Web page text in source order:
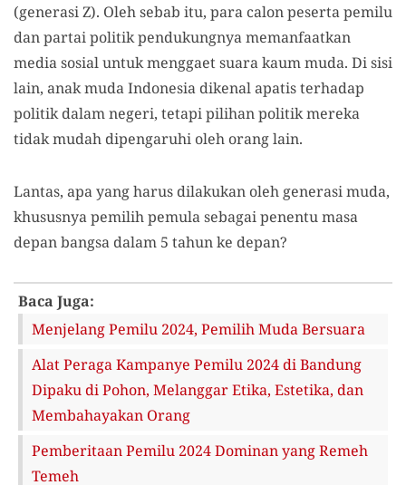
(generasi Z). Oleh sebab itu, para calon peserta pemilu
dan partai politik pendukungnya memanfaatkan
media sosial untuk menggaet suara kaum muda. Di sisi
lain, anak muda Indonesia dikenal apatis terhadap
politik dalam negeri, tetapi pilihan politik mereka
tidak mudah dipengaruhi oleh orang lain.
Lantas, apa yang harus dilakukan oleh generasi muda,
khususnya pemilih pemula sebagai penentu masa
depan bangsa dalam 5 tahun ke depan?
Baca Juga:
Menjelang Pemilu 2024, Pemilih Muda Bersuara
Alat Peraga Kampanye Pemilu 2024 di Bandung
Dipaku di Pohon, Melanggar Etika, Estetika, dan
Membahayakan Orang
Pemberitaan Pemilu 2024 Dominan yang Remeh
Temeh